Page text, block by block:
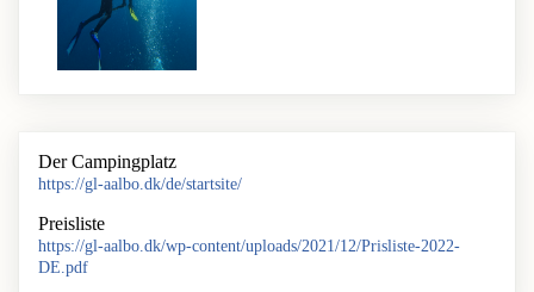
Der Campingplatz
https://gl-aalbo.dk/de/startsite/
Preisliste
https://gl-aalbo.dk/wp-content/uploads/2021/12/Prisliste-2022-
DE.pdf